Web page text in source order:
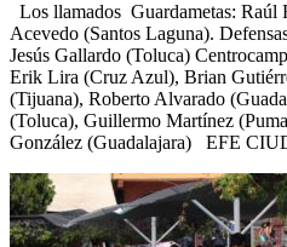
Los llamados Guardametas: Raúl
Acevedo (Santos Laguna).
Jesús Gallardo (Toluca)
Erik Lira (Cruz Azul), Brian
(Tijuana), Roberto Alvarado
(Toluca), Guillermo Martínez
González (Guadalajara) EFE